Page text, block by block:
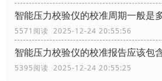
智能压力校验仪的校准周期一般是
5571阅读 2025-12-24 20:55:56
智能压力校验仪的校准报告应该包
5395阅读 2025-12-24 20:55:25